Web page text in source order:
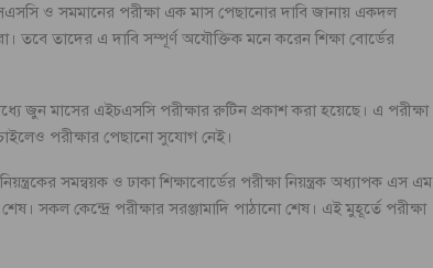
ও সমমানের পরীক্ষা এক মাস পেছানোর দাবি জানায় একদল
তবে তাদের এ দাবি সম্পূর্ণ অযৌক্তিক মনে করেন শিক্ষা বোর্ডের
জুন মাসের এইচএসসি পরীক্ষার রুটিন প্রকাশ করা হয়েছে। এ পরীক্ষা
পরীক্ষার পেছানো সুযোগ নেই।
সমন্বয়ক ও ঢাকা শিক্ষাবোর্ডের পরীক্ষা নিয়ন্ত্রক অধ্যাপক এস এম
সকল কেন্দ্রে পরীক্ষার সরঞ্জামাদি পাঠানো শেষ। এই মুহূর্তে পরীক্ষা